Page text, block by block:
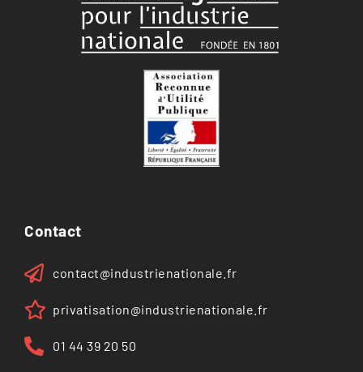
Contact
contact@industrienationale.fr
privatisation@industrienationale.fr
01 44 39 20 50